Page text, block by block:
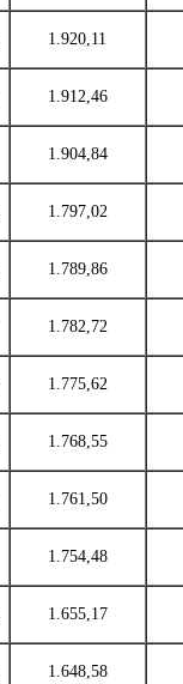
1.920,11
1.912,46
1.904,84
1.797,02
1.789,86
1.782,72
1.775,62
1.768,55
1.761,50
1.754,48
1.655,17
1.648,58